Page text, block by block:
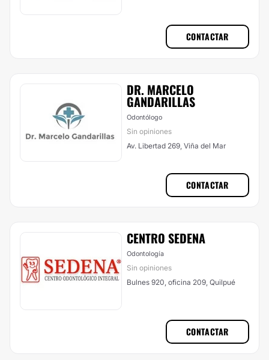
CONTACTAR
DR. MARCELO
GANDARILLAS
Odontólogo
Sin opiniones
Av. Libertad 269, Viña del Mar
CONTACTAR
CENTRO SEDENA
Odontología
Sin opiniones
Bulnes 920, oficina 209, Quilpué
CONTACTAR